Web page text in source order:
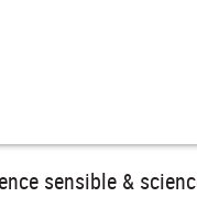
sensible &